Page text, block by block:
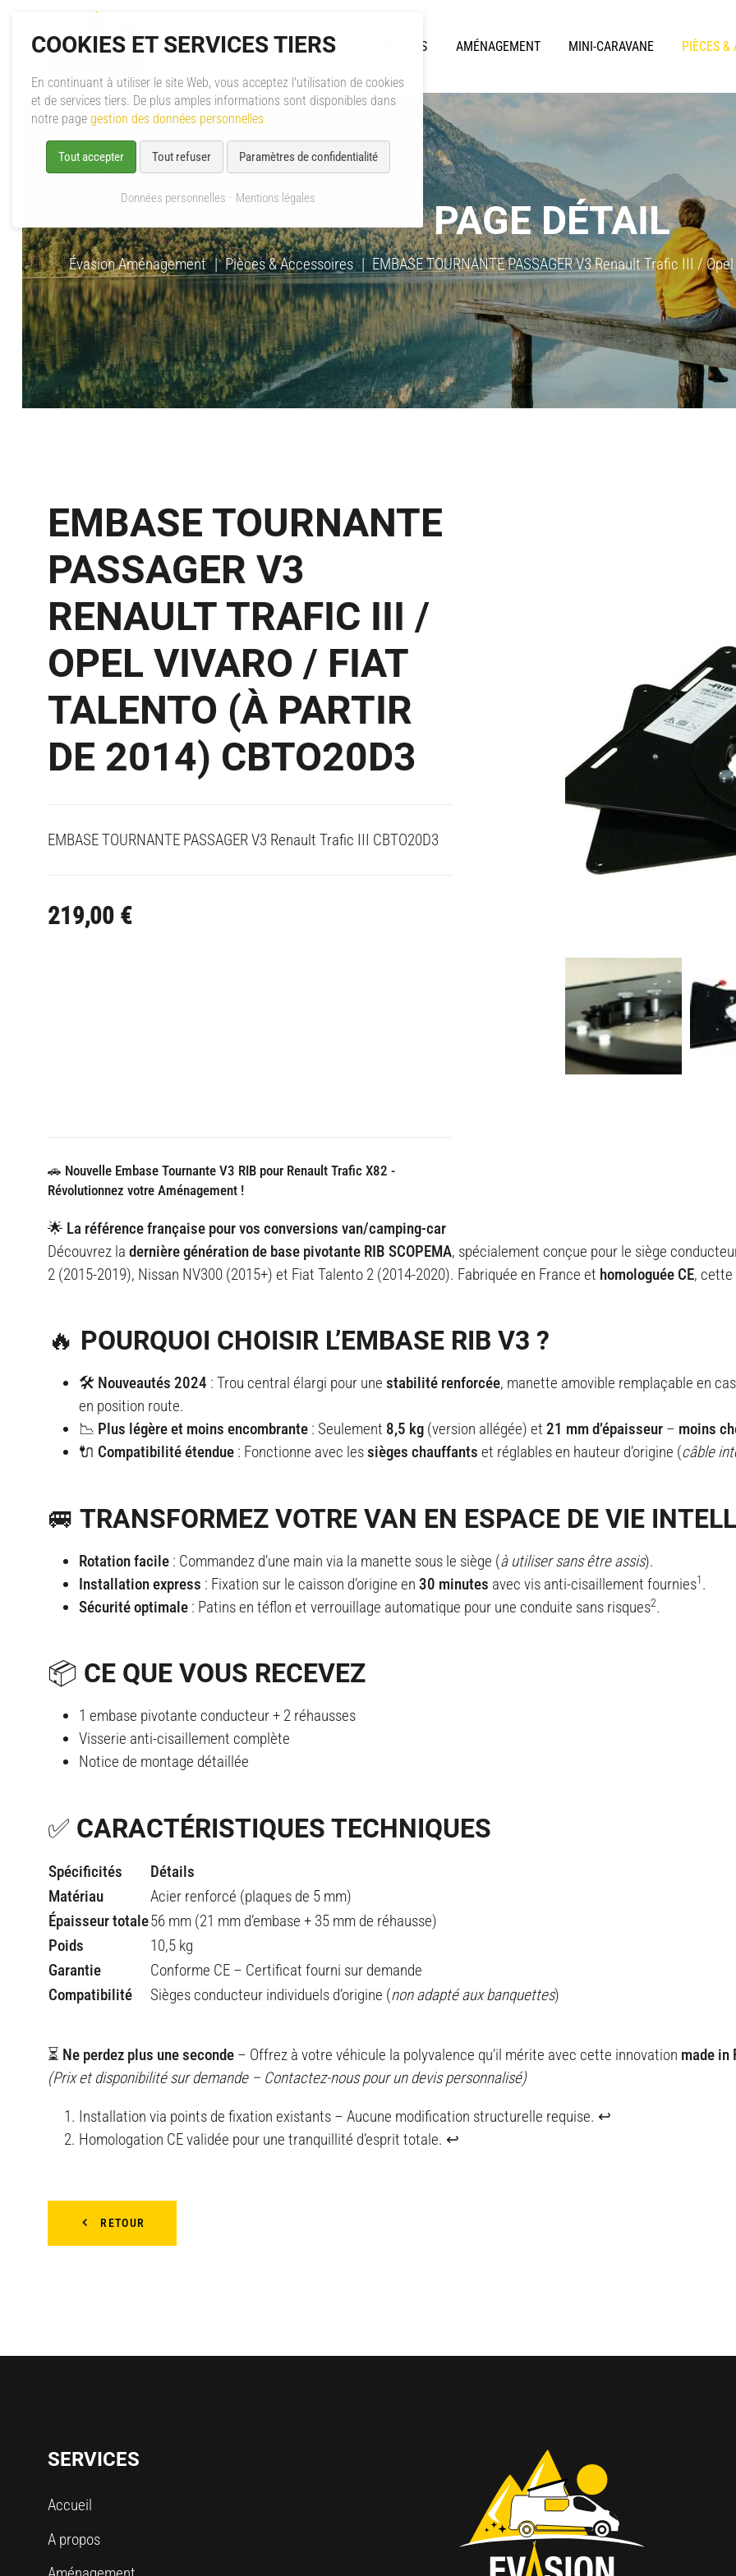
A PROPOS AMÉNAGEMENT MINI-CARAVANE PIÈCES &
PAGE DÉTAIL
Évasion Aménagement Pièces & Accessoires EMBASE TOURNANTE PASSAGER V3 Renault Trafic III /
EMBASE TOURNANTE
PASSAGER V3
RENAULT TRAFIC III /
OPEL VIVARO / FIAT
TALENTO (À PARTIR
DE 2014) CBTO20D3
EMBASE TOURNANTE PASSAGER V3 Renault Trafic III CBTO20D3
219,00 €
🚗 Nouvelle Embase Tournante V3 RIB pour Renault Trafic X82 -
Révolutionnez votre Aménagement !
🌟 La référence française pour vos conversions van/camping-car
Découvrez la dernière génération de base pivotante RIB SCOPEMA, spécialement conçue pour le siège
2 (2015-2019), Nissan NV300 (2015+) et Fiat Talento 2 (2014-2020). Fabriquée en France et homologuée CE, cette
🔥 POURQUOI CHOISIR L’EMBASE RIB V3 ?
🛠️ Nouveautés 2024 : Trou central élargi pour une stabilité renforcée, manette amovible remplaçable en
en position route.
📉 Plus légère et moins encombrante : Seulement 8,5 kg (version allégée) et 21 mm d’épaisseur – moins
🔌 Compatibilité étendue : Fonctionne avec lessièges chauffants et réglables en hauteur d’origine (câble
🚐 TRANSFORMEZ VOTRE VAN EN ESPACE DE VIE
Rotation facile : Commandez d’une main via la manette sous le siège (à utiliser sans être assis).
Installation express : Fixation sur le caisson d’origine en 30 minutes avec vis anti-cisaillement fournies1.
Sécurité optimale : Patins en téflon et verrouillage automatique pour une conduite sans risques2.
📦 CE QUE VOUS RECEVEZ
1 embase pivotante conducteur + 2 réhausses
Visserie anti-cisaillement complète
Notice de montage détaillée
✅ CARACTÉRISTIQUES TECHNIQUES
Spécificités
Détails
Matériau
Acier renforcé (plaques de 5 mm)
Épaisseur totale56 mm (21 mm d’embase + 35 mm de réhausse)
Poids
10,5 kg
Garantie
Conforme CE – Certificat fourni sur demande
Compatibilité
Sièges conducteur individuels d’origine (non adapté aux banquettes)
⏳ Ne perdez plus une seconde – Offrez à votre véhicule la polyvalence qu’il mérite avec cette innovation made in
(Prix et disponibilité sur demande – Contactez-nous pour un devis personnalisé)
Installation via points de fixation existants – Aucune modification structurelle requise. ↩
Homologation CE validée pour une tranquillité d’esprit totale. ↩
RETOUR
SERVICES
Accueil
A propos
COOKIES ET SERVICES TIERS
En continuant à utiliser le site Web, vous acceptez l'utilisation de cookies
et de services tiers. De plus amples informations sont disponibles dans
notre page gestion des données personnelles
Tout accepter Tout refuser Paramètres de confidentialité
Données personnelles Mentions légales